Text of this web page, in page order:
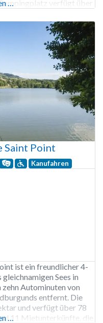
verfügt über
…
Saint Point
Kanufahren
ist ein freundlicher 4-
Sees in
Autominuten von
entfernt. Die
und verfügt über 78
11 Mietunterkünfte, die
…